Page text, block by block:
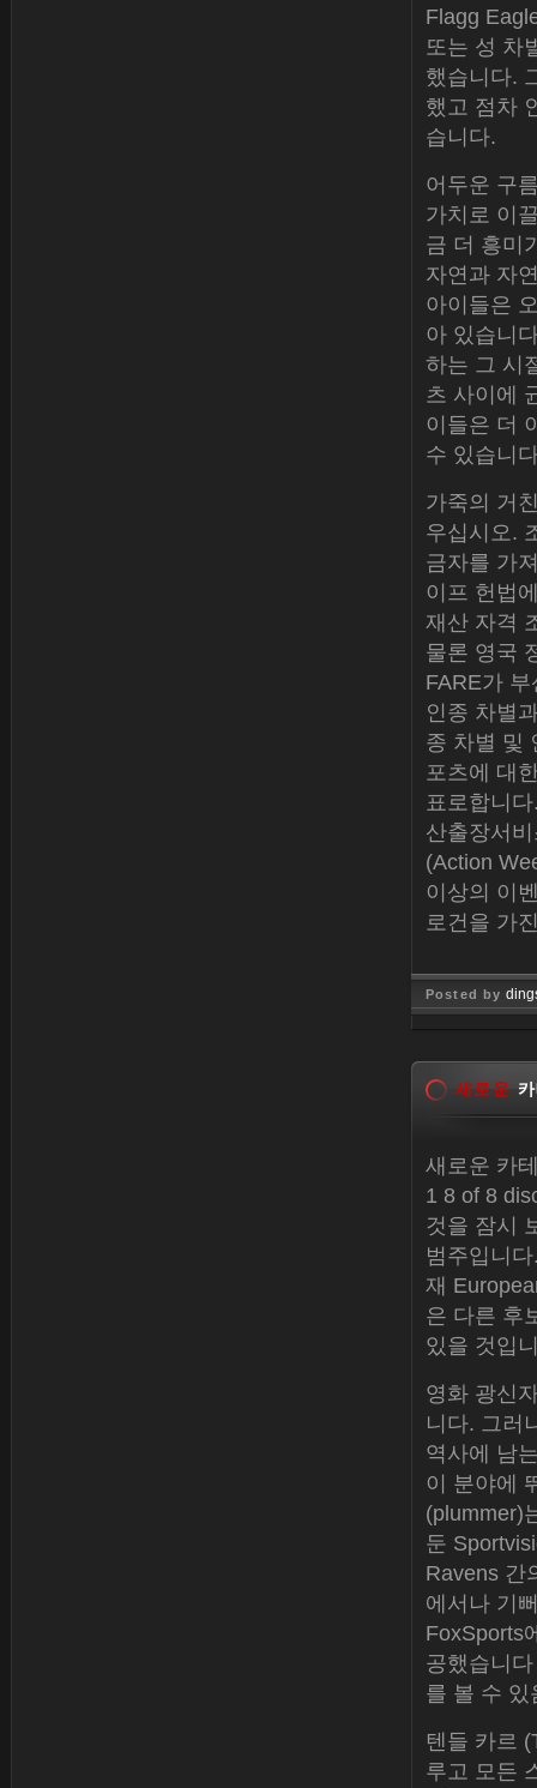
Flagg
또는 성 차
했습니다.
했고 점차
습니다.
어두운 구
가치로 이
금 더 흥미
자연과 자
아이들은
아 있습니
하는 그 시
츠 사이에
이들은 더
수 있습니
가죽의 거
우십시오.
금자를 가
이프 헌법
재산 자격
물론 영국
FARE가
인종 차별
종 차별 및
포츠에 대
표로합니
산출장서
(Action
이상의 이
로건을 가
Posted by
새로운
새로운 카
1 8 of 8
것을 잠시
범주입니
재
은 다른 후
있을 것입
영화 광신
니다. 그러
역사에 남
이 분야에
(plummer)
둔
Ravens 간
에서나 기
FoxSports
공했습니
를 볼 수 있
텐들 카르
루고 모든